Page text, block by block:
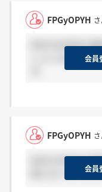
FPGyOPYH
NEW NORMAl
しゃいますか？
会員
FPGyOPYH
NEW NORMAl
来た方いらっし
会員